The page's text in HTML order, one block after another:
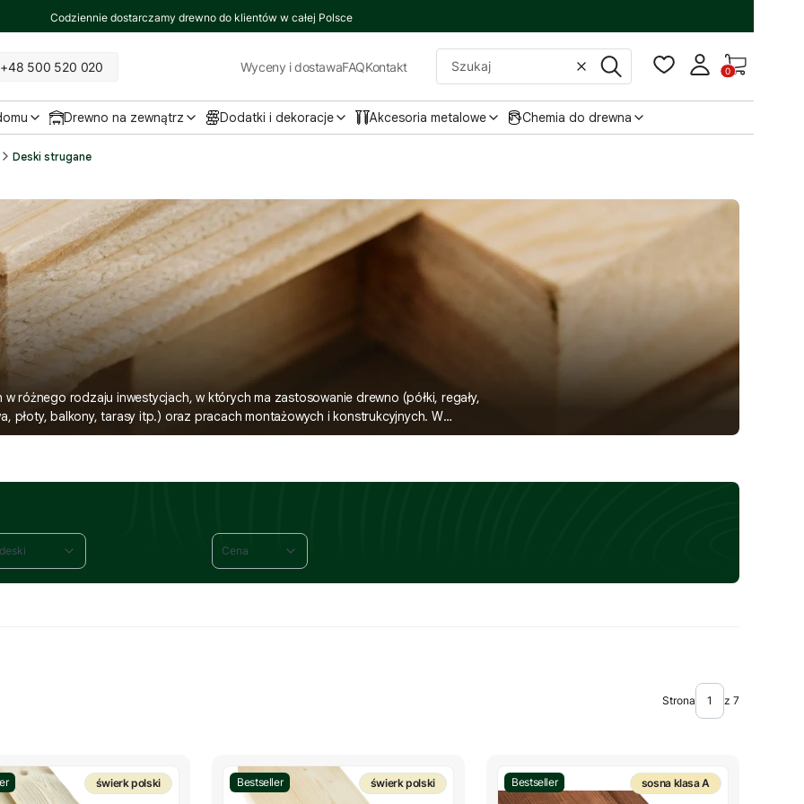
Codziennie dostarczamy drewno do klientów w całej Polsce
+48 500 520 020 Wyceny i dostawaFAQKontakt WyczyśćSzukaj
Produkty
Drewno na zewnątrz Dodatki i dekoracje Akcesoria metalowe Chemia do drewna
Deski strugane
różnego rodzaju inwestycjach, w których ma zastosowanie drewno (półki, regały,
płoty, balkony, tarasy itp.) oraz pracach montażowych i konstrukcyjnych. W
czterostronnie struganych, produkowanych z wysokiej jakości drewna (klasa
Cena
Strona z 7
świerk polski Bestseller świerk polski Bestseller sosna klasa A